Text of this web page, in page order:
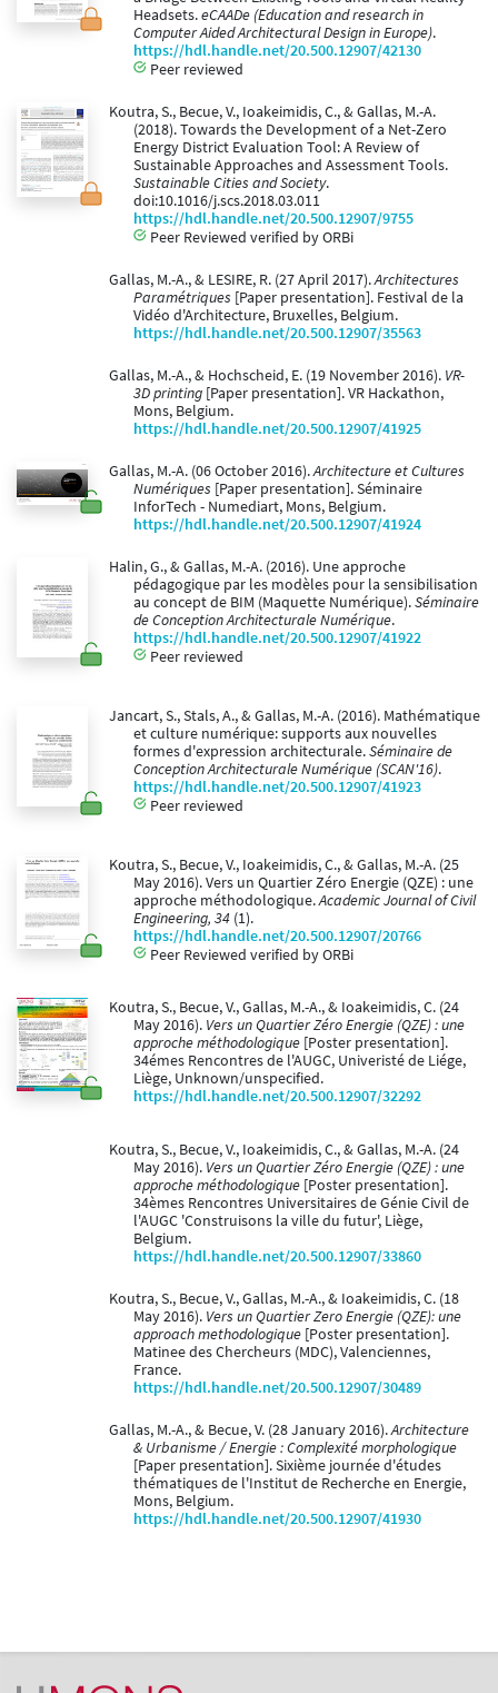
Headsets.eCAADe (Education and research in
Computer Aided Architectural Design in Europe).
https://hdl.handle.net/20.500.12907/42130
Peer reviewed
Koutra, S., Becue, V., Ioakeimidis, C., & Gallas, M.-A.
(2018). Towards the Development of a Net-Zero
Energy District Evaluation Tool: A Review of
Sustainable Approaches and Assessment Tools.
Sustainable Cities and Society.
doi:10.1016/j.scs.2018.03.011
https://hdl.handle.net/20.500.12907/9755
Peer Reviewed verified by ORBi
Gallas, M.-A., & LESIRE, R. (27 April 2017).Architectures
Paramétriques [Paper presentation]. Festival de la
Vidéo d'Architecture, Bruxelles, Belgium.
https://hdl.handle.net/20.500.12907/35563
Gallas, M.-A., & Hochscheid, E. (19 November 2016). VR-
3D printing [Paper presentation]. VR Hackathon,
Mons, Belgium.
https://hdl.handle.net/20.500.12907/41925
Gallas, M.-A. (06 October 2016).Architecture et Cultures
Numériques [Paper presentation]. Séminaire
InforTech - Numediart, Mons, Belgium.
https://hdl.handle.net/20.500.12907/41924
Halin, G., & Gallas, M.-A. (2016). Une approche
pédagogique par les modèles pour la sensibilisation
au concept de BIM (Maquette Numérique).Séminaire
de Conception Architecturale Numérique.
https://hdl.handle.net/20.500.12907/41922
Peer reviewed
Jancart, S., Stals, A., & Gallas, M.-A. (2016). Mathématique
et culture numérique: supports aux nouvelles
formes d'expression architecturale.Séminaire de
Conception Architecturale Numérique (SCAN'16).
https://hdl.handle.net/20.500.12907/41923
Peer reviewed
Koutra, S., Becue, V., Ioakeimidis, C., & Gallas, M.-A. (25
May 2016). Vers un Quartier Zéro Energie (QZE) : une
approche méthodologique.Academic Journal of Civil
Engineering, 34 (1).
https://hdl.handle.net/20.500.12907/20766
Peer Reviewed verified by ORBi
Koutra, S., Becue, V., Gallas, M.-A., & Ioakeimidis, C. (24
May 2016). Vers un Quartier Zéro Energie (QZE) : une
approche méthodologique [Poster presentation].
34émes Rencontres de l'AUGC, Univeristé de Liége,
Liège, Unknown/unspecified.
https://hdl.handle.net/20.500.12907/32292
Koutra, S., Becue, V., Ioakeimidis, C., & Gallas, M.-A. (24
May 2016). Vers un Quartier Zéro Energie (QZE) : une
approche méthodologique [Poster presentation].
34èmes Rencontres Universitaires de Génie Civil de
l'AUGC 'Construisons la ville du futur', Liège,
Belgium.
https://hdl.handle.net/20.500.12907/33860
Koutra, S., Becue, V., Gallas, M.-A., & Ioakeimidis, C. (18
May 2016). Vers un Quartier Zero Energie (QZE): une
approach methodologique [Poster presentation].
Matinee des Chercheurs (MDC), Valenciennes,
France.
https://hdl.handle.net/20.500.12907/30489
Gallas, M.-A., & Becue, V. (28 January 2016).Architecture
& Urbanisme / Energie : Complexité morphologique
[Paper presentation]. Sixième journée d'études
thématiques de l'Institut de Recherche en Energie,
Mons, Belgium.
https://hdl.handle.net/20.500.12907/41930